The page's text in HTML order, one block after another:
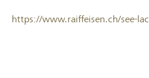
https://www.raiffeisen.ch/see-lac